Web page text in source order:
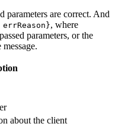
parameters are correct. And
, where
parameters, or the
about the client